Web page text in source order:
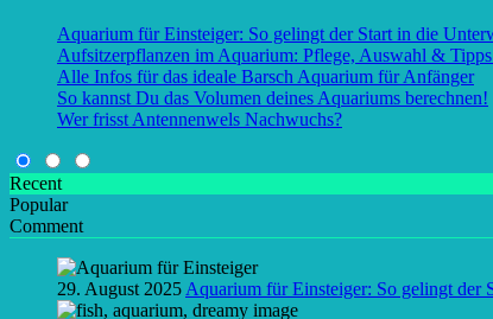
Aquarium für Einsteiger: So gelingt der Start in die
Aufsitzerpflanzen im Aquarium: Pflege, Auswahl &
Alle Infos für das ideale Barsch Aquarium für Anfänger
So kannst Du das Volumen deines Aquariums berechnen!
Wer frisst Antennenwels Nachwuchs?
Recent
Popular
Comment
29. August 2025 Aquarium für Einsteiger: So gelingt der